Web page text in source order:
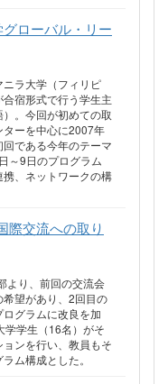
グローバル・リー
ラ大学（フィリピ
宿形式で行う学生主
。今回が初めての取
ターを中心に2007年
である今年のテーマ
～9日のプログラム
、ネットワークの構
際交流への取り
より、前回の交流会
望があり、2回目の
グラムに改良を加
学学生（16名）がそ
ンを行い、教員もそ
ム構成とした。